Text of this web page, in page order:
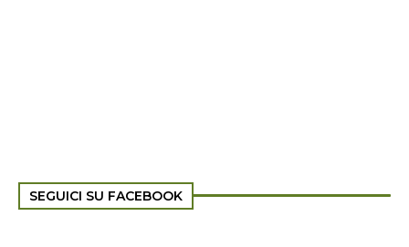
SEGUICI SU FACEBOOK